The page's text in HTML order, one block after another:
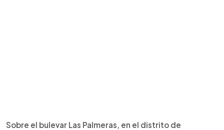
Sobre el bulevar Las Palmeras, en el distrito de